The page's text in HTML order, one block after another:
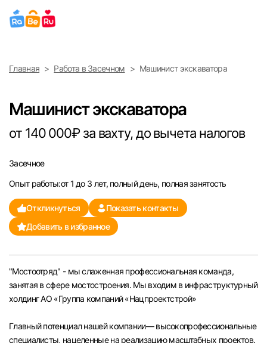
Выберите город
Санкт-Петербург
Ижевск
Екатеринбург
Саратов
Казань
Челябинск
Главная Работа в Засечном Машинист экскаватора
Машинист экскаватора
от 140 000₽ за вахту, до вычета налогов
Засечное
Опыт работы:от 1 до 3 лет, полный день, полная занятость
Откликнуться
Показать контакты
Добавить в избранное
"Мостоотряд" - мы слаженная профессиональная команда,
занятая в сфере мостостроения. Мы входим в инфраструктурный
холдинг АО «Группа компаний «Нацпроектстрой»
Главный потенциал нашей компании— высокопрофессиональные
специалисты, нацеленные на реализацию масштабных проектов.